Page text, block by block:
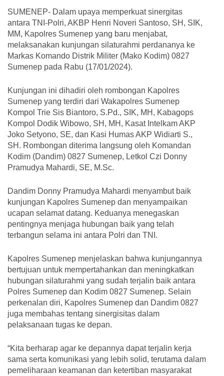
SUMENEP- Dalam upaya memperkuat sinergitas
antara TNI-Polri, AKBP Henri Noveri Santoso, SH, SIK,
MM, Kapolres Sumenep yang baru menjabat,
melaksanakan kunjungan silaturahmi perdananya ke
Markas Komando Distrik Militer (Mako Kodim) 0827
Sumenep pada Rabu (17/01/2024).
Kunjungan ini dihadiri oleh rombongan Kapolres
Sumenep yang terdiri dari Wakapolres Sumenep
Kompol Trie Sis Biantoro, S.Pd., SIK, MH, Kabagops
Kompol Dodik Wibowo, SH, MH, Kasat Intelkam AKP
Joko Setyono, SE, dan Kasi Humas AKP Widiarti S.,
SH. Rombongan diterima langsung oleh Komandan
Kodim (Dandim) 0827 Sumenep, Letkol Czi Donny
Pramudya Mahardi, SE, M.Sc.
Dandim Donny Pramudya Mahardi menyambut baik
kunjungan Kapolres Sumenep dan menyampaikan
ucapan selamat datang. Keduanya menegaskan
pentingnya menjaga hubungan baik yang telah
terbangun selama ini antara Polri dan TNI.
Kapolres Sumenep menjelaskan bahwa kunjungannya
bertujuan untuk mempertahankan dan meningkatkan
hubungan silaturahmi yang sudah terjalin baik antara
Polres Sumenep dan Kodim 0827 Sumenep. Selain
perkenalan diri, Kapolres Sumenep dan Dandim 0827
juga membahas tentang sinergisitas dalam
pelaksanaan tugas ke depan.
“Kita berharap agar ke depannya dapat terjalin kerja
sama serta komunikasi yang lebih solid, terutama dalam
pemeliharaan keamanan dan ketertiban masyarakat